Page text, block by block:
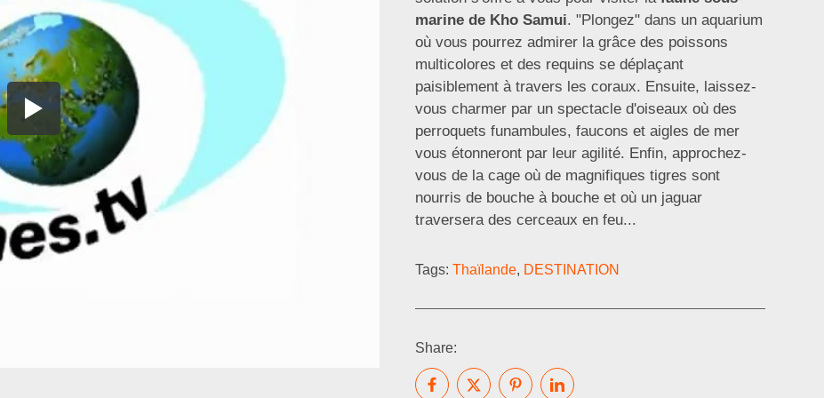
marine de Kho Samui. "Plongez" dans un aquarium
où vous pourrez admirer la grâce des poissons
multicolores et des requins se déplaçant
paisiblement à travers les coraux. Ensuite, laissez-
vous charmer par un spectacle d'oiseaux où des
perroquets funambules, faucons et aigles de mer
vous étonneront par leur agilité. Enfin, approchez-
vous de la cage où de magnifiques tigres sont
nourris de bouche à bouche et où un jaguar
traversera des cerceaux en feu...
Tags:Thaïlande, DESTINATION
Share: